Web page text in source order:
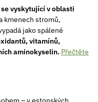
vyskytující v oblasti
kmenech stromů,
jako spálené
vitamínů,
aminokyselin. Přečtěte